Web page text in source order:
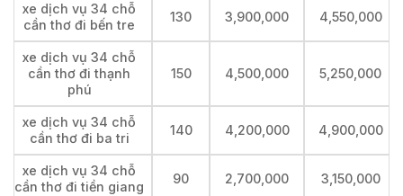
xe dịch vụ 34 chỗ
cần thơ đi bến tre
130 3,900,000 4,550,000
xe dịch vụ 34 chỗ
cần thơ đi thạnh
phú
150 4,500,000 5,250,000
xe dịch vụ 34 chỗ
cần thơ đi ba tri
140 4,200,000 4,900,000
xe dịch vụ 34 chỗ
cần thơ đi tiền giang
90 2,700,000 3,150,000